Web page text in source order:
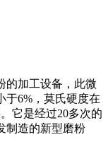
的加工设备，此微
于6%，莫氏硬度在
它是经过20多次的
制造的新型磨粉